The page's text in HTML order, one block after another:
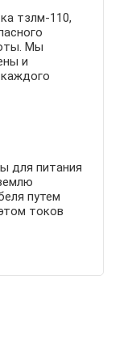
тзлм-110,
Мы
и
для питания
путем
токов